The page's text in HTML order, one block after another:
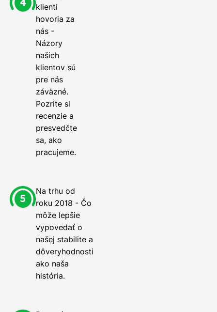
klienti
hovoria za
nás -
Názory
našich
klientov sú
pre nás
záväzné.
Pozrite si
recenzie a
presvedčte
sa, ako
pracujeme.
Na trhu od
roku 2018 - Čo
môže lepšie
vypovedať o
našej stabilite a
dôveryhodnosti
ako naša
história.